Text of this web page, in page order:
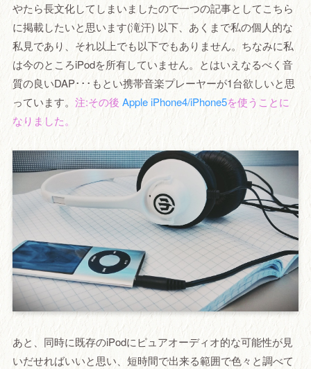
やたら長文化してしまいましたので一つの記事としてこちら
に掲載したいと思います(滝汗) 以下、あくまで私の個人的な
私見であり、それ以上でも以下でもありません。ちなみに私
は今のところiPodを所有していません。とはいえなるべく音
質の良いDAP･･･もとい携帯音楽プレーヤーが1台欲しいと思
っています。 注:その後 Apple iPhone4/iPhone5を使うことに
なりました。
あと、同時に既存のiPodにピュアオーディオ的な可能性が見
いだせればいいと思い、短時間で出来る範囲で色々と調べて